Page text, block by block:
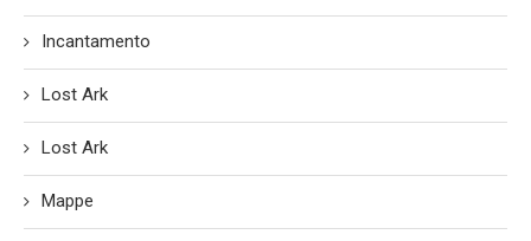
Incantamento
Lost Ark
Lost Ark
Mappe